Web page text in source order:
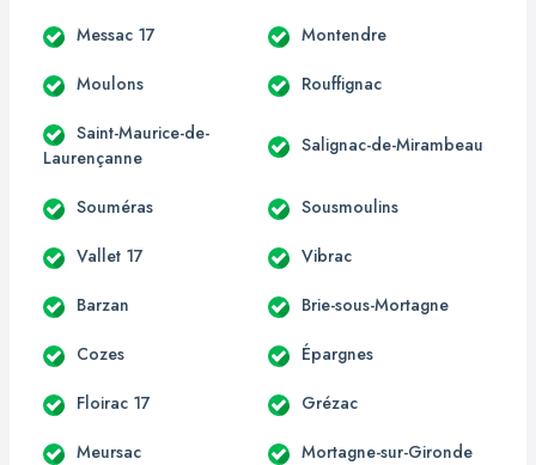
Messac 17 Montendre
Moulons Rouffignac
Saint-Maurice-de-
Laurençanne
Salignac-de-Mirambeau
Souméras Sousmoulins
Vallet 17 Vibrac
Barzan Brie-sous-Mortagne
Cozes Épargnes
Floirac 17 Grézac
Meursac Mortagne-sur-Gironde